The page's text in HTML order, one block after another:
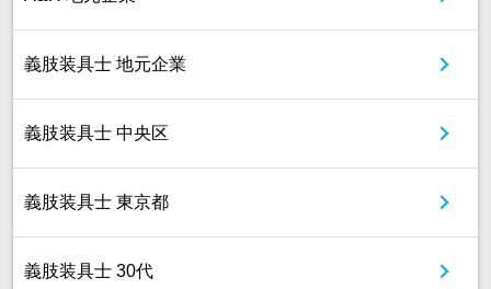
義肢装具士 地元企業
義肢装具士 中央区
義肢装具士 東京都
義肢装具士 30代